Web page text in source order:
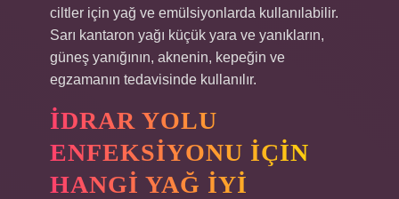
ciltler için yağ ve emülsiyonlarda kullanılabilir.
Sarı kantaron yağı küçük yara ve yanıkların,
güneş yanığının, aknenin, kepeğin ve
egzamanın tedavisinde kullanılır.
İDRAR YOLU
ENFEKSIYONU IÇIN
HANGI YAĞ IYI